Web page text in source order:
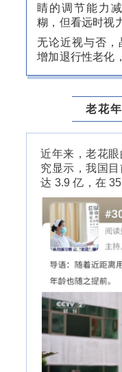
睛的调节能力
糊，但看远时视
无论近视与否
增加退行性老化
老花
近年来，老花
究显示，我国
达 3.9 亿，在